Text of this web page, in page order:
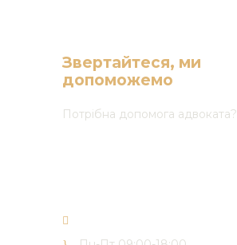
Звертайтеся, ми
допоможемо
Потрібна допомога адвоката?